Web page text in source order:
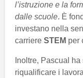
l’istruzione e la
dalle scuole. È
investano nella
carriere STEM per
Inoltre, Pascual
riqualificare i